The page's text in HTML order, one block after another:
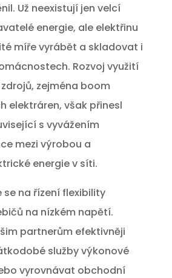
Už neexistují jen velcí
energie, ale elektřinu
míře vyrábět a skladovat i
Rozvoj využití
zejména boom
elektráren, však přinesl
s vyvážením
mezi výrobou a
energie v síti.
se na řízení flexibility
na nízkém napětí.
partnerům efektivněji
služby výkonové
vyrovnávat obchodní